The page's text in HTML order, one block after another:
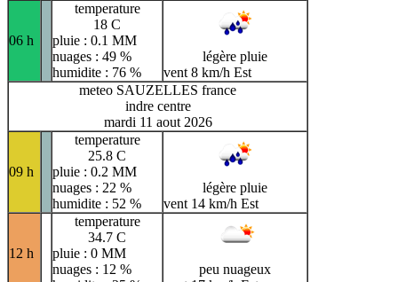
06 h
temperature
18 C
pluie : 0.1 MM
nuages : 49 %
humidite : 76 %
légère pluie
vent 8 km/h Est
meteo SAUZELLES france
indre centre
mardi 11 aout 2026
09 h
temperature
25.8 C
pluie : 0.2 MM
nuages : 22 %
humidite : 52 %
légère pluie
vent 14 km/h Est
12 h
temperature
34.7 C
pluie : 0 MM
nuages : 12 %
peu nuageux